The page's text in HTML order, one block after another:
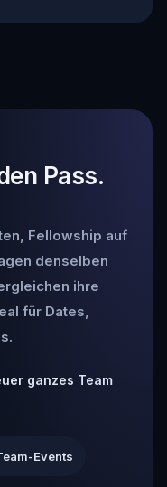
Pass.
Fellowship auf
denselben
ihre
für Dates,
ganzes Team
Events